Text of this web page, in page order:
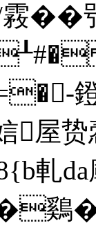
/霚
屋
軋da
� 疇